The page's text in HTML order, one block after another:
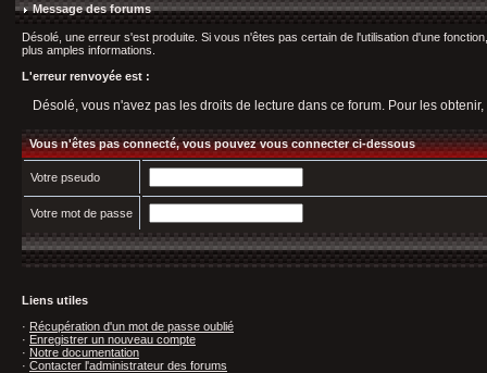
Message des forums
Désolé, une erreur s'est produite. Si vous n'êtes pas certain de l'utilisation d'une
plus amples informations.
L'erreur renvoyée est :
Désolé, vous n'avez pas les droits de lecture dans ce forum. Pour les
Vous n'êtes pas connecté, vous pouvez vous connecter ci-dessous
Votre pseudo
Votre mot de passe
Liens utiles
· Récupération d'un mot de passe oublié
· Enregistrer un nouveau compte
· Notre documentation
· Contacter l'administrateur des forums